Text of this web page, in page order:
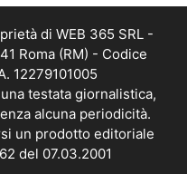
di WEB 365 SRL -
Roma (RM) - Codice
12279101005
testata giornalistica,
alcuna periodicità.
un prodotto editoriale
del 07.03.2001